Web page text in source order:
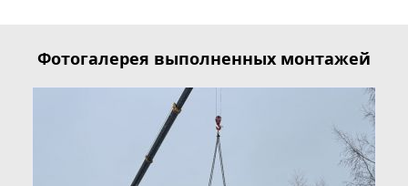
Фотогалерея выполненных монтажей